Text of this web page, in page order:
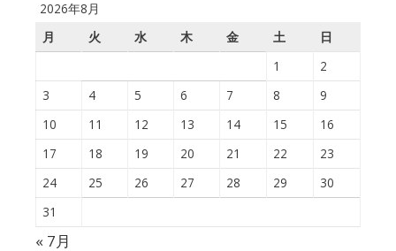
2026年8月
月
火 水 木 金 土
日
1
2
3
4 5 6 7 8
9
10
11 12 13 14 15
16
17
18 19 20 21 22
23
24
25 26 27 28 29
30
31
« 7月